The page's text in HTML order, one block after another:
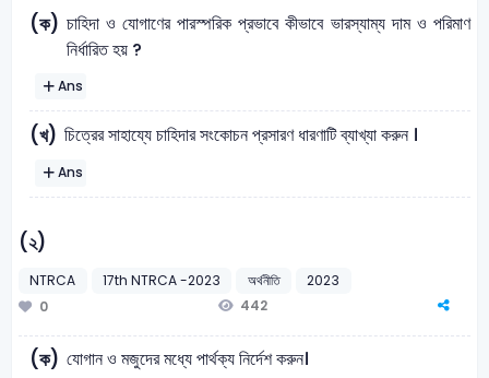
(ক) চাহিদা ও যোগাণের পারস্পরিক প্রভাবে কীভাবে ভারস্যাম্য দাম ও পরিমাণ
নির্ধারিত হয় ?
Ans
(খ) চিত্রের সাহায্যে চাহিদার সংকোচন প্রসারণ ধারণাটি ব্যাখ্যা করুন ।
Ans
(২)
NTRCA 17th NTRCA -2023 অর্থনীতি
2023
0
442
(ক) যোগান ও মজুদের মধ্যে পার্থক্য নির্দেশ করুন।